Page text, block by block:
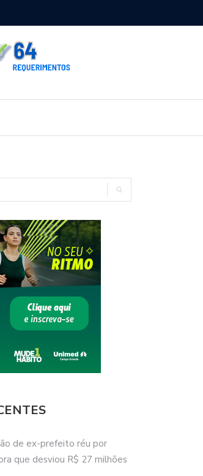
de ex-prefeito réu por
que desviou R$ 27 milhões